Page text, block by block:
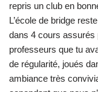
repris un club en
L’école de bridge
dans 4 cours assurés
professeurs que tu
de régularité, joués
ambiance très